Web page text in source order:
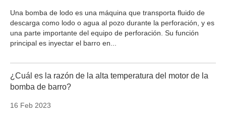
Una bomba de lodo es una máquina que transporta fluido de
descarga como lodo o agua al pozo durante la perforación, y es
una parte importante del equipo de perforación. Su función
principal es inyectar el barro en...
¿Cuál es la razón de la alta temperatura del motor de la
bomba de barro?
16 Feb 2023